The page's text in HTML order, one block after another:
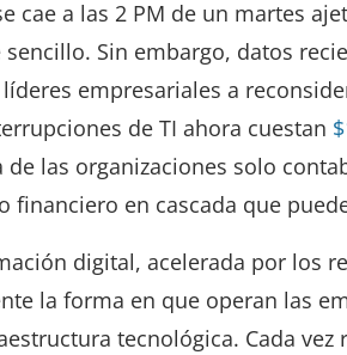
cae a las 2 PM de un martes
sencillo. Sin embargo, datos
empresariales a
de TI ahora cuestan
las organizaciones solo
financiero en cascada que
digital, acelerada por los
la forma en que operan las
tecnológica. Cada